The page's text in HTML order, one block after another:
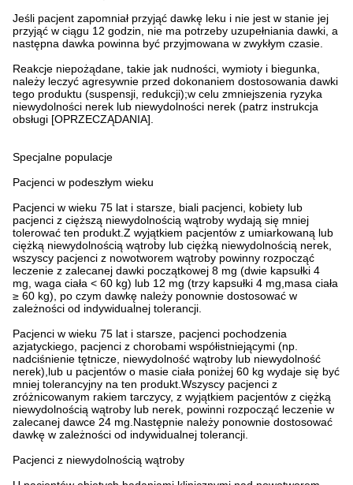
Jeśli pacjent zapomniał przyjąć dawkę leku i nie jest w stanie jej
przyjąć w ciągu 12 godzin, nie ma potrzeby uzupełniania dawki, a
następna dawka powinna być przyjmowana w zwykłym czasie.
Reakcje niepożądane, takie jak nudności, wymioty i biegunka,
należy leczyć agresywnie przed dokonaniem dostosowania dawki
tego produktu (suspensji, redukcji);w celu zmniejszenia ryzyka
niewydolności nerek lub niewydolności nerek (patrz instrukcja
obsługi [OPRZECZĄDANIA].
Specjalne populacje
Pacjenci w podeszłym wieku
Pacjenci w wieku 75 lat i starsze, biali pacjenci, kobiety lub
pacjenci z cięższą niewydolnością wątroby wydają się mniej
tolerować ten produkt.Z wyjątkiem pacjentów z umiarkowaną lub
ciężką niewydolnością wątroby lub ciężką niewydolnością nerek,
wszyscy pacjenci z nowotworem wątroby powinny rozpocząć
leczenie z zalecanej dawki początkowej 8 mg (dwie kapsułki 4
mg, waga ciała < 60 kg) lub 12 mg (trzy kapsułki 4 mg,masa ciała
≥ 60 kg), po czym dawkę należy ponownie dostosować w
zależności od indywidualnej tolerancji.
Pacjenci w wieku 75 lat i starsze, pacjenci pochodzenia
azjatyckiego, pacjenci z chorobami współistniejącymi (np.
nadciśnienie tętnicze, niewydolność wątroby lub niewydolność
nerek),lub u pacjentów o masie ciała poniżej 60 kg wydaje się być
mniej tolerancyjny na ten produkt.Wszyscy pacjenci z
zróżnicowanym rakiem tarczycy, z wyjątkiem pacjentów z ciężką
niewydolnością wątroby lub nerek, powinni rozpocząć leczenie w
zalecanej dawce 24 mg.Następnie należy ponownie dostosować
dawkę w zależności od indywidualnej tolerancji.
Pacjenci z niewydolnością wątroby